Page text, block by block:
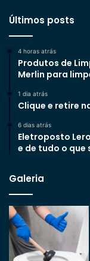
Últimos posts
4 horas atrás
Produtos de
Merlin para
1 dia atrás
Clique e retire
6 dias atrás
Eletroposto
e de tudo o que
Galeria